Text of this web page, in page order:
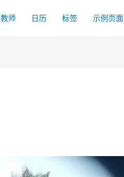
师 日历 标签 示例页面